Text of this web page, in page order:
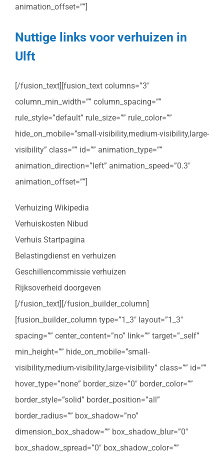
animation_offset=””]
Nuttige links voor verhuizen in
Ulft
[/fusion_text][fusion_text columns=”3″
column_min_width=”” column_spacing=””
rule_style=”default” rule_size=”” rule_color=””
hide_on_mobile=”small-visibility,medium-visibility,large-
visibility” class=”” id=”” animation_type=””
animation_direction=”left” animation_speed=”0.3″
animation_offset=””]
Verhuizing Wikipedia
Verhuiskosten Nibud
Verhuis Startpagina
Belastingdienst en verhuizen
Geschillencommissie verhuizen
Rijksoverheid doorgeven
[/fusion_text][/fusion_builder_column]
[fusion_builder_column type=”1_3″ layout=”1_3″
spacing=”” center_content=”no” link=”” target=”_self”
min_height=”” hide_on_mobile=”small-
visibility,medium-visibility,large-visibility” class=”” id=””
hover_type=”none” border_size=”0″ border_color=””
border_style=”solid” border_position=”all”
border_radius=”” box_shadow=”no”
dimension_box_shadow=”” box_shadow_blur=”0″
box_shadow_spread=”0″ box_shadow_color=””